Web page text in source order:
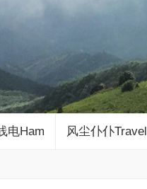
电Ham 风尘仆仆Travel